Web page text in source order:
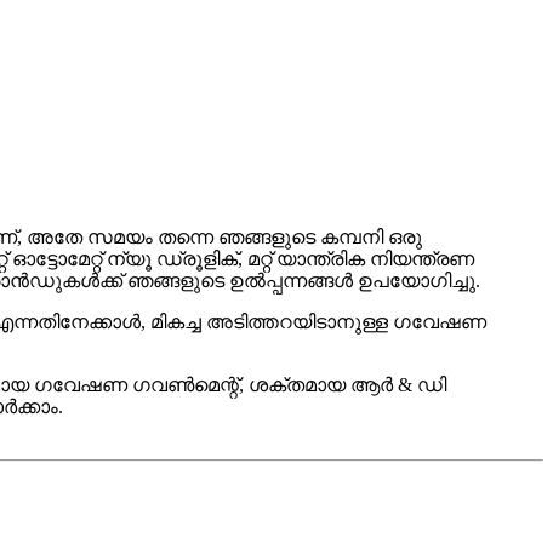
സമയം തന്നെ ഞങ്ങളുടെ കമ്പനി ഒരു
ന്യൂ ഡ്രൂളിക്, മറ്റ് യാന്ത്രിക നിയന്ത്രണ
ഞങ്ങളുടെ ഉൽപ്പന്നങ്ങൾ ഉപയോഗിച്ചു.
മികച്ച അടിത്തറയിടാനുള്ള ഗവേഷണ
ഗവേഷണ ഗവൺമെന്റ്, ശക്തമായ ആർ & ഡി